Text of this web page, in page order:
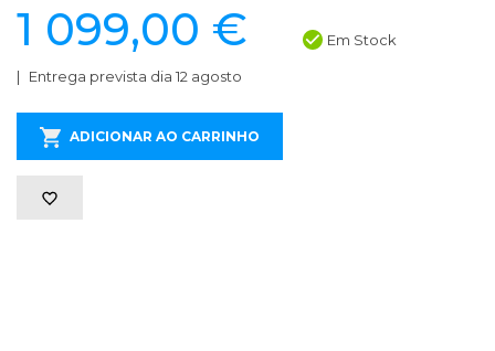
1 099,00 € Em Stock
Entrega prevista dia 12 agosto
ADICIONAR AO CARRINHO